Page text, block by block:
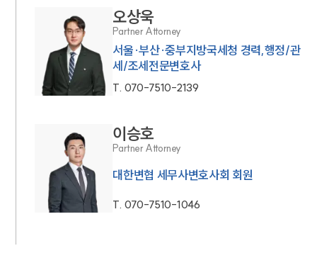
오상욱
Partner Attorney
서울·부산·중부지방국세청 경력,행정/관
세/조세전문변호사
T. 070-7510-2139
이승호
Partner Attorney
대한변협 세무사변호사회 회원
T. 070-7510-1046